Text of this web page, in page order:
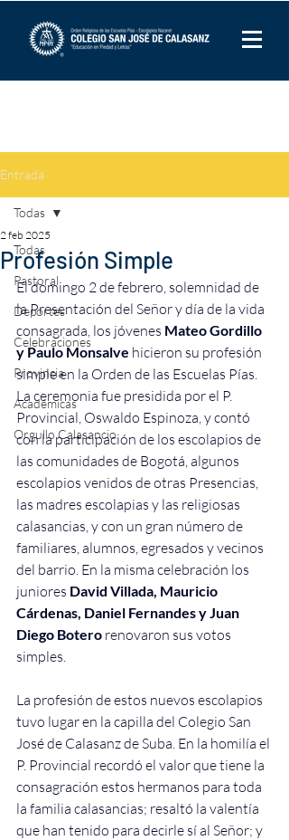
Entrada
Todas
Pastoral
Deportes
Celebraciones
Provincia
Académicas
Orgullo Calasancio
Todas
Profesión Simple
2 feb 2025
El domingo 2 de febrero, solemnidad de
la Presentación del Señor y día de la vida
consagrada, los jóvenes Mateo Gordillo
y Paulo Monsalve hicieron su profesión
simple en la Orden de las Escuelas Pías.
La ceremonia fue presidida por el P.
Provincial, Oswaldo Espinoza, y contó
con la participación de los escolapios de
las comunidades de Bogotá, algunos
escolapios venidos de otras Presencias,
las madres escolapias y las religiosas
calasancias, y con un gran número de
familiares, alumnos, egresados y vecinos
del barrio. En la misma celebración los
juniores David Villada, Mauricio
Cárdenas, Daniel Fernandes y Juan
Diego Botero renovaron sus votos
simples.
La profesión de estos nuevos escolapios
tuvo lugar en la capilla del Colegio San
José de Calasanz de Suba. En la homilía el
P. Provincial recordó el valor que tiene la
consagración estos hermanos para toda
la familia calasancias; resaltó la valentía
que han tenido para decirle sí al Señor; y